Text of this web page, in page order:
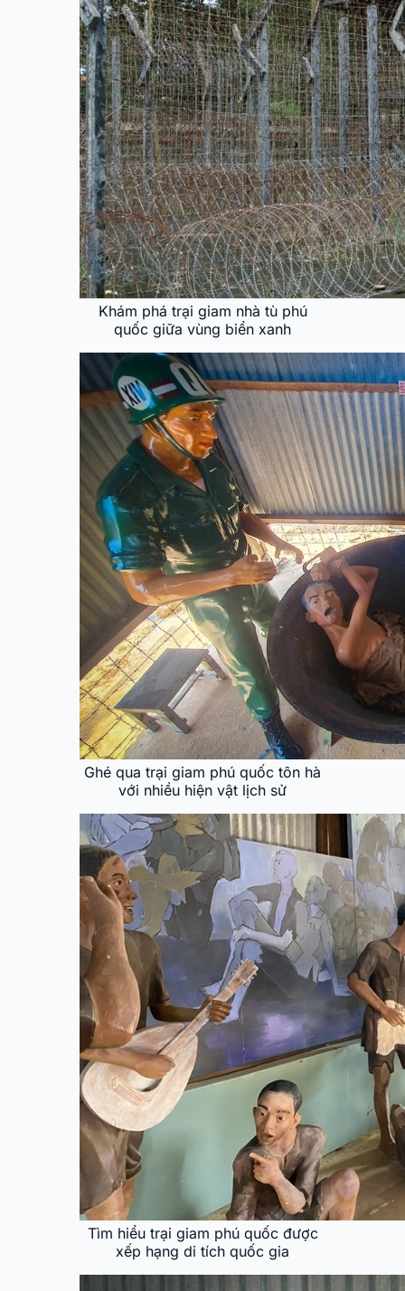
Khám phá trại giam nhà tù phú
quốc giữa vùng biển xanh
Ghé qua trại giam phú quốc tôn hà
với nhiều hiện vật lịch sử
Tìm hiểu trại giam phú quốc được
xếp hạng di tích quốc gia